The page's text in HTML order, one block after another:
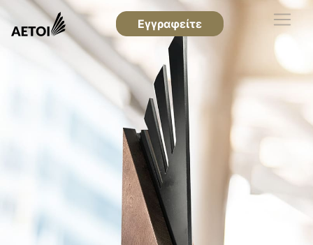
Εγγραφείτε